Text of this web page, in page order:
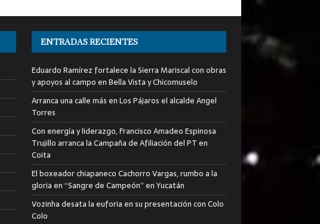
ENTRADAS RECIENTES
Eduardo Ramírez fortalece la Sierra Mariscal con obras
y apoyos al campo en Bella Vista y Chicomuselo
Arranca una calle más en Los Pájaros el alcalde Angel
Torres
Con energía y liderazgo, Francisco Amadeo Espinosa
Trujillo arranca la Campaña de Afiliación del PT en
Coita
El boxeador chiapaneco Cachorro Vargas, rumbo a la
gloria en “Sangre de Campeón” en Yucatán
Vozinha desata la euforia en su presentación con Colo
Colo